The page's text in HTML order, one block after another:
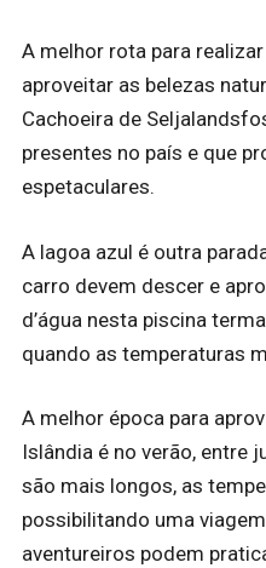
A melhor rota para
aproveitar as belezas
Cachoeira de
presentes no país e que
espetaculares.
A lagoa azul é outra
carro devem descer e
d’água nesta piscina
quando as temperaturas
A melhor época para
Islândia é no verão, entre
são mais longos, as
possibilitando uma
aventureiros podem